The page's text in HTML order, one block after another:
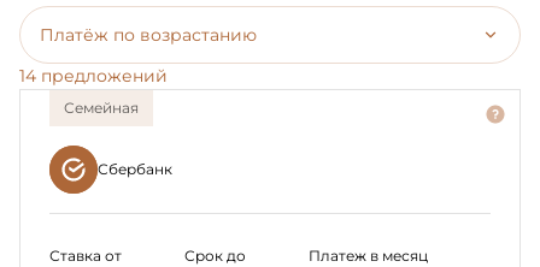
Платёж по возрастанию
14 предложений
Семейная
Сбербанк
Ставка от
Срок до
Платеж в месяц